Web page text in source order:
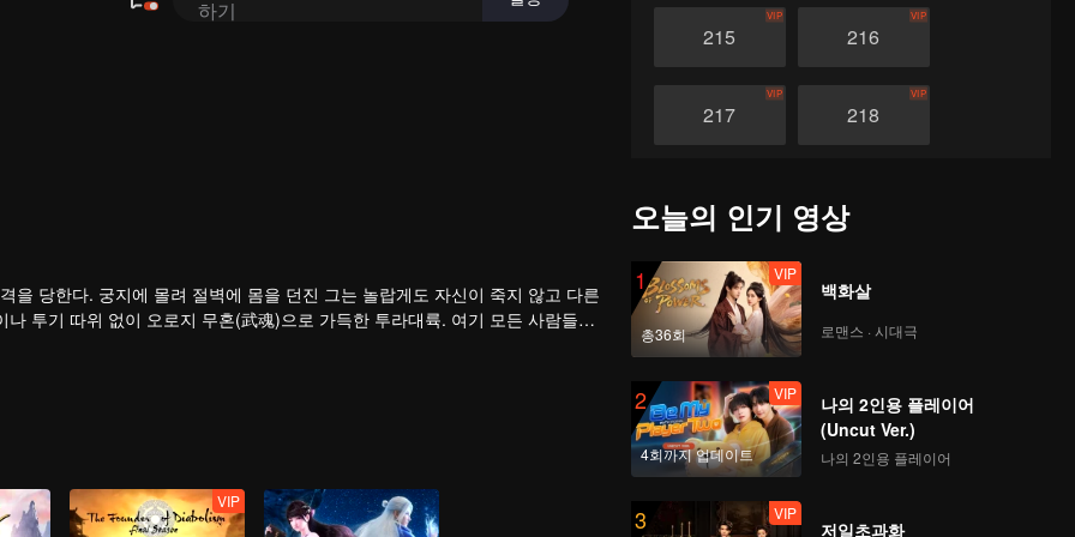
215
VIP
216
VIP
217
VIP
218
VIP
221
223
VIP
224
VIP
225
VIP
226
VIP
227
그는 놀랍게도 자신이 죽지 않고 다른
투기 따위 없이 오로지 무혼(武魂)으로 가득한 투라대륙. 여기 모든 사람들은
VIP
오늘의 인기 영상
1
총36회
VIP
백화살
로맨스 · 시대극
2
4회까지 업데이트
VIP
나의 2인용 플레이어
(Uncut Ver.)
나의 2인용 플레이어
3 VIP
저일초과화